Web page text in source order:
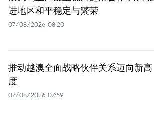
进地区和平稳定与繁荣
07/08/2026 08:20
推动越澳全面战略伙伴关系迈向新高
度
07/08/2026 07:59